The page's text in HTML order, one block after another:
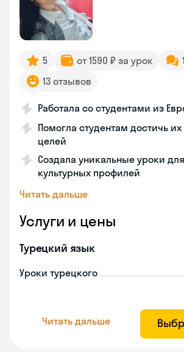
5 от 1590 ₽ за урок
13 отзывов
Работала со студентами из
Помогла студентам достичь
целей
Создала уникальные уроки
культурных профилей
Читать дальше
Услуги и цены
Турецкий язык
Уроки турецкого
Читать дальше